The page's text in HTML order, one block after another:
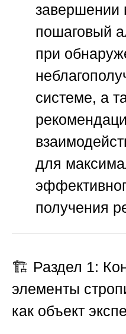
пошаговый
при
системе, а
для
получения
🏗️ Раздел 1:
элементы
как объект